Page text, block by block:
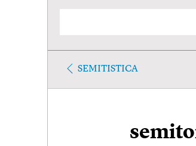
SEMITISTICA